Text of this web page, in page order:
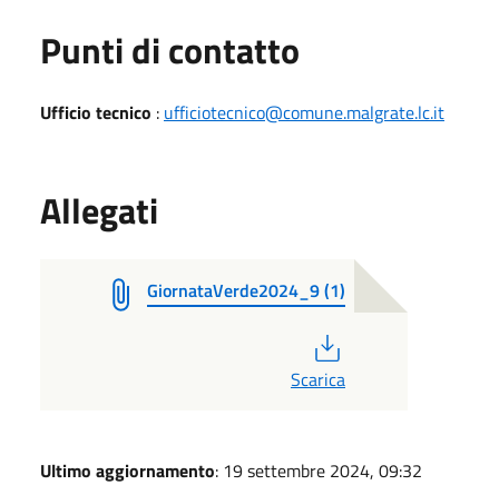
Punti di contatto
Ufficio tecnico : ufficiotecnico@comune.malgrate.lc.it
Allegati
GiornataVerde2024_9 (1)
Scarica
Ultimo aggiornamento: 19 settembre 2024, 09:32